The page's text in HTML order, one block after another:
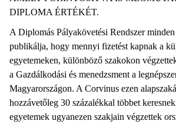
DIPLOMA ÉRTÉKÉT.
A Diplomás Pályakövetési Rendszer
publikálja, hogy mennyi fizetést kapnak a
egyetemeken, különböző szakokon
a Gazdálkodási és menedzsment a
Magyarországon. A Corvinus ezen
hozzávetőleg 30 százalékkal többet
egyetemek ugyanezen szakjain végzettek